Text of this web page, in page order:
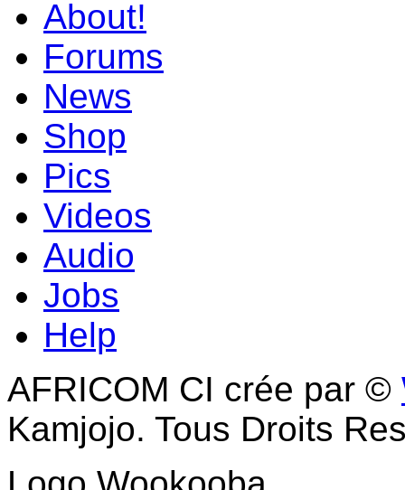
About!
Forums
News
Shop
Pics
Videos
Audio
Jobs
Help
AFRICOM CI crée par ©
Kamjojo. Tous Droits